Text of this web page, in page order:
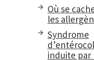
Où se
les
Syndrome
induite par